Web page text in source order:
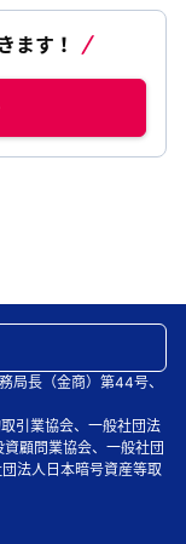
ます！
局長（金商）第44号、
引業協会、一般社団法
顧問業協会、一般社団
法人日本暗号資産等取